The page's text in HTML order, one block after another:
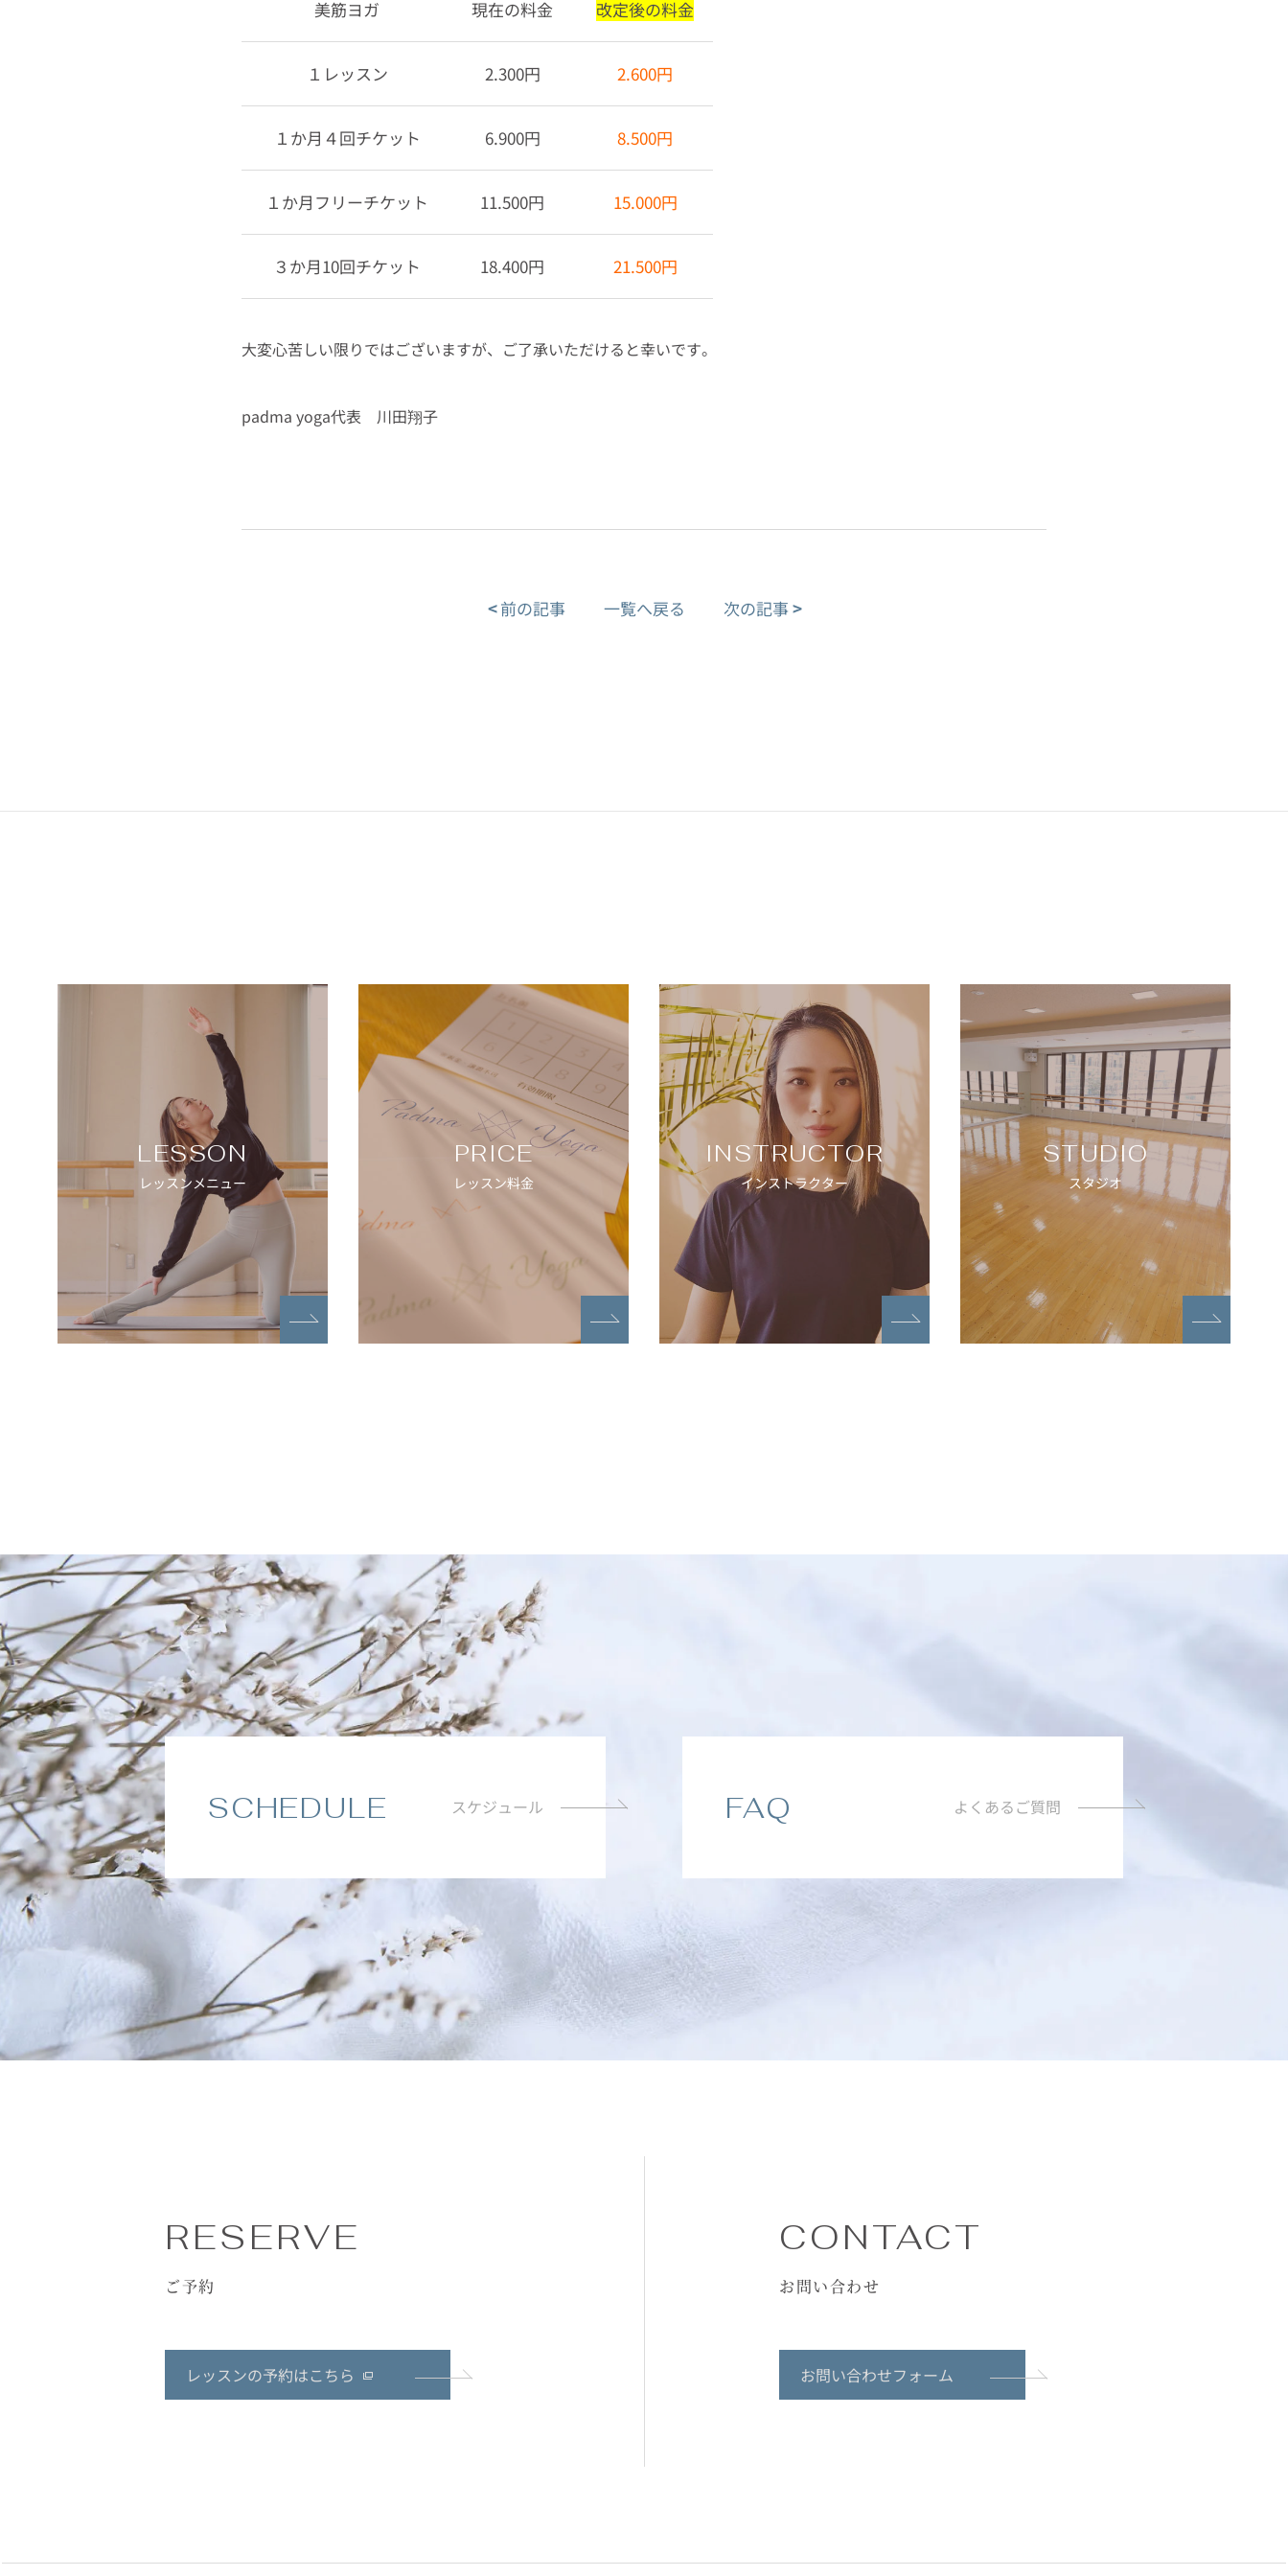
美筋ヨガ 現在の料金 改定後の料金
１レッスン 2.300円 2.600円
１か月４回チケット 6.900円 8.500円
１か月フリーチケット 11.500円 15.000円
３か月10回チケット 18.400円 21.500円
大変心苦しい限りではございますが、ご了承いただけると幸いです。
padma yoga代表 川田翔子
<前の記事 一覧へ戻る 次の記事 >
LESSON
レッスンメニュー
PRICE
レッスン料金
INSTRUCTOR
インストラクター
STUDIO
スタジオ
SCHEDULE スケジュール FAQ よくあるご質問
RESERVE
ご予約
レッスンの予約はこちら
CONTACT
お問い合わせ
お問い合わせフォーム